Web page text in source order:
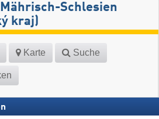
Schlesien
kraj)
Karte Suche